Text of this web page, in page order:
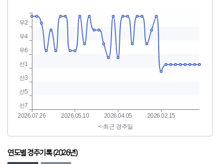
연도별 경주기록 (2026년)